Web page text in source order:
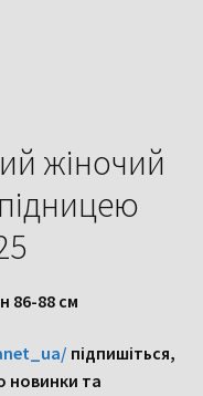
жіночий
86-88 см
підпишіться,
новинки та